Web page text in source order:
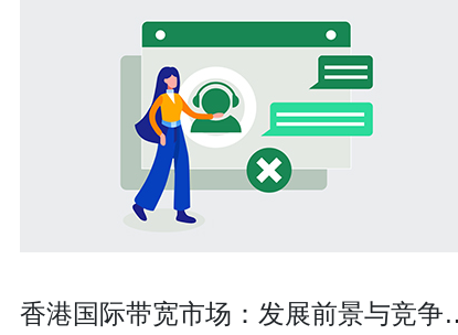
香港国际带宽市场：发展前景与竞争